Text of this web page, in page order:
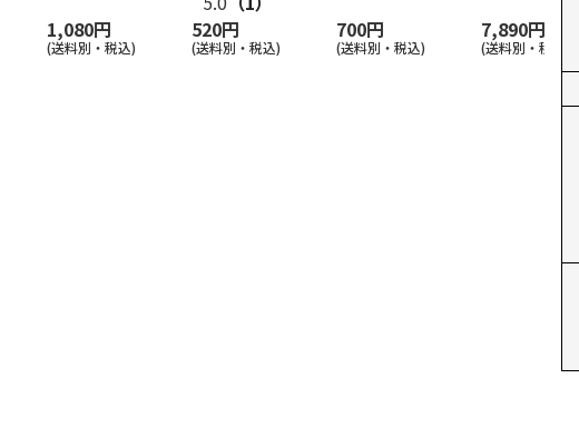
1,080円
(送料別・税込)
520円
(送料別・税込)
700円
(送料別・税込)
7,890円
(送料別・税込)